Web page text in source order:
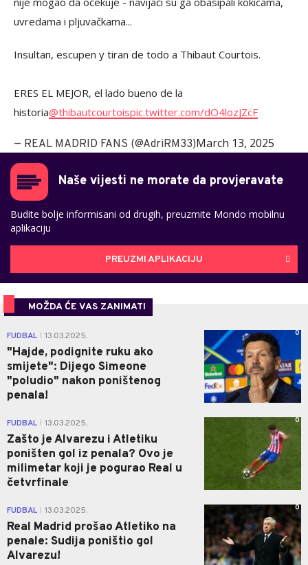
uvredama i pljuvačkama...
Insultan, escupen y tiran de todo a Thibaut Courtois.
ERES EL MEJOR, el lado bueno de la
historia@thibautcourtoispic.twitter.com/dO4lozJZcF
— REAL MADRID FANS (@AdriRM33)March 13, 2025
Naše vijesti ne morate da provjeravate
Budite bolje informisani od drugih, preuzmite Mondo mobilnu
aplikaciju
PREUZMI APLIKACIJU
MOŽDA ĆE VAS ZANIMATI
FUDBAL 13.03.2025.
"Hajde, podignite ruku ako
smijete": Dijego Simeone
"poludio" nakon poništenog
penala!
0
FUDBAL 13.03.2025.
Zašto je Alvarezu i Atletiku
poništen gol iz penala? Ovo je
milimetar koji je pogurao Real u
četvrfinale
0
FUDBAL 13.03.2025.
Real Madrid prošao Atletiko na
penale: Sudija poništio gol
Alvarezu!
0